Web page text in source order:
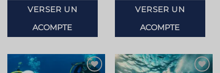
VERSER UN
ACOMPTE
VERSER UN
ACOMPTE